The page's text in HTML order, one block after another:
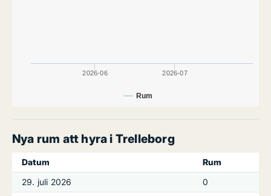
Rum
2026-06 2026-07
Nya rum att hyra i Trelleborg
Datum
Rum
29. juli 2026
0